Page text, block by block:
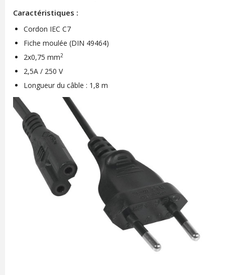
Caractéristiques :
Cordon IEC C7
Fiche moulée (DIN 49464)
2x0,75 mm2
2,5A / 250 V
Longueur du câble : 1,8 m